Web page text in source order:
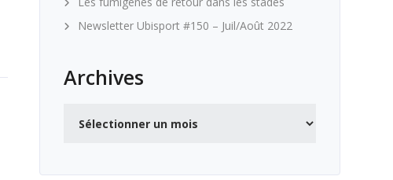
Newsletter Ubisport #150 – Juil/Août 2022
Archives